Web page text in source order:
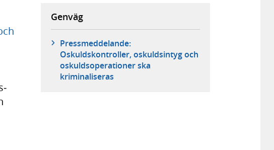
Genväg
Pressmeddelande:
Oskuldskontroller, oskuldsintyg och
oskuldsoperationer ska
kriminaliseras